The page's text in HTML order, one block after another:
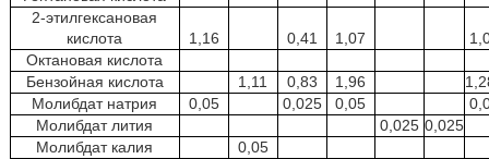
2-этилгексановая
кислота
1,16 0,41 1,07
Октановая кислота
Бензойная кислота
1,11 0,83 1,96
Молибдат натрия
0,05 0,025 0,05
Молибдат лития
0,025 0,025
Молибдат калия
0,05